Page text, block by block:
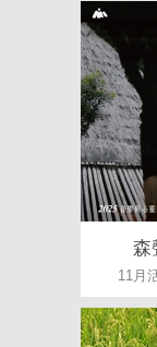
森
11月